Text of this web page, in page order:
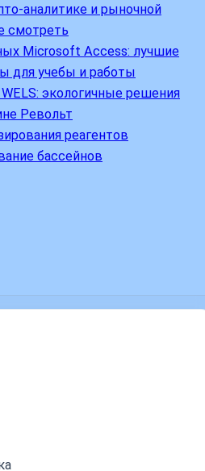
аналитике и рыночной
смотреть
Microsoft Access: лучшие
для учебы и работы
экологичные решения
Револьт
реагентов
бассейнов